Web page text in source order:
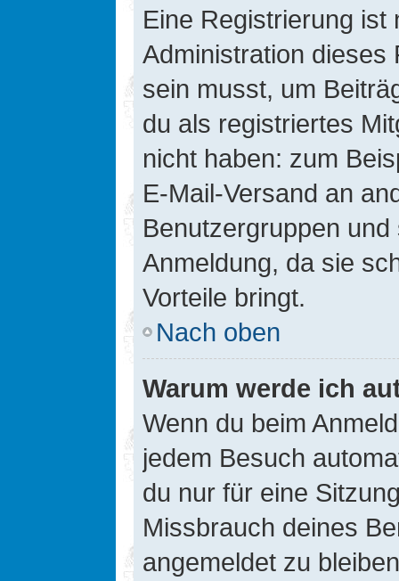
Eine Registrierung ist
Administration dieses
sein musst, um
du als registriertes
nicht haben: zum
E-Mail-Versand an
Benutzergruppen
Anmeldung, da sie
Vorteile bringt.
Nach oben
Warum werde ich
Wenn du beim
jedem Besuch
du nur für eine
Missbrauch deines
angemeldet zu